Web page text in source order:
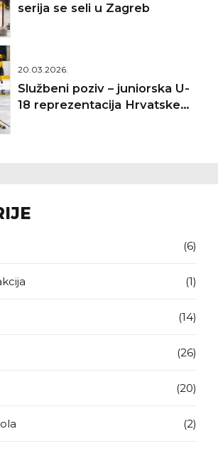
serija se seli u Zagreb
20.03.2026.
Službeni poziv – juniorska U-
18 reprezentacija Hrvatske
(6)
(1)
(14)
(26)
(20)
(2)